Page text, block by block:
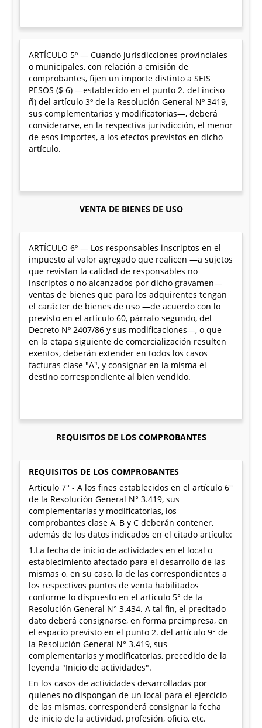
ARTÍCULO 5º — Cuando jurisdicciones provinciales
o municipales, con relación a emisión de
comprobantes, fijen un importe distinto a SEIS
PESOS ($ 6) —establecido en el punto 2. del inciso
ñ) del artículo 3º de la Resolución General Nº 3419,
sus complementarias y modificatorias—, deberá
considerarse, en la respectiva jurisdicción, el menor
de esos importes, a los efectos previstos en dicho
artículo.
VENTA DE BIENES DE USO
ARTÍCULO 6º — Los responsables inscriptos en el
impuesto al valor agregado que realicen —a sujetos
que revistan la calidad de responsables no
inscriptos o no alcanzados por dicho gravamen—
ventas de bienes que para los adquirentes tengan
el carácter de bienes de uso —de acuerdo con lo
previsto en el artículo 60, párrafo segundo, del
Decreto Nº 2407/86 y sus modificaciones—, o que
en la etapa siguiente de comercialización resulten
exentos, deberán extender en todos los casos
facturas clase "A", y consignar en la misma el
destino correspondiente al bien vendido.
REQUISITOS DE LOS COMPROBANTES
REQUISITOS DE LOS COMPROBANTES
Articulo 7° - A los fines establecidos en el artículo 6°
de la Resolución General N° 3.419, sus
complementarias y modificatorias, los
comprobantes clase A, B y C deberán contener,
además de los datos indicados en el citado artículo:
1.La fecha de inicio de actividades en el local o
establecimiento afectado para el desarrollo de las
mismas o, en su caso, la de las correspondientes a
los respectivos puntos de venta habilitados
conforme lo dispuesto en el articulo 5° de la
Resolución General N° 3.434. A tal fin, el precitado
dato deberá consignarse, en forma preimpresa, en
el espacio previsto en el punto 2. del artículo 9° de
la Resolución General N° 3.419, sus
complementarias y modificatorias, precedido de la
leyenda "Inicio de actividades".
En los casos de actividades desarrolladas por
quienes no dispongan de un local para el ejercicio
de las mismas, corresponderá consignar la fecha
de inicio de la actividad, profesión, oficio, etc.